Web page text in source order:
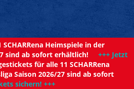
Heimspiele in der
sind ab sofort erhältlich! +++ Jetzt
für alle 11 SCHARRena
Saison 2026/27 sind ab sofort
sichern! +++